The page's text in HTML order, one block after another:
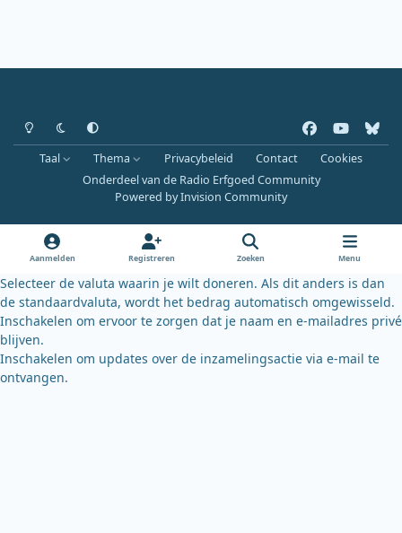
Heldere modus
Donkere modus
Systeemvoorkeur
a
c
e
o
k
o
u
b
b
l
u
k
y
Taal Thema Privacybeleid Contact
Cookies
Onderdeel van de Radio Erfgoed Community
Powered byInvision Community
Aanmelden Registreren Zoeken Menu
Selecteer de valuta waarin je wilt doneren. Als dit anders is dan
de standaardvaluta, wordt het bedrag automatisch omgewisseld.
Inschakelen om ervoor te zorgen dat je naam en e-mailadres privé
blijven.
Inschakelen om updates over de inzamelingsactie via e-mail te
ontvangen.